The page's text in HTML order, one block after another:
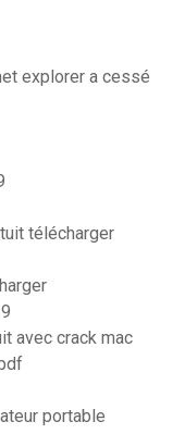
explorer a cessé
télécharger
avec crack mac
portable